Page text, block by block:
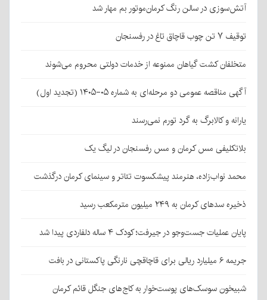
آتش‌سوزی در سالن رنگ کرمان‌موتور بم مهار شد
توقیف ۷ تن چوب قاچاق تاغ در رفسنجان
متخلفان کشت گیاهان ممنوعه از خدمات دولتی محروم می‌شوند
آگهی مناقصه عمومی دو مرحله‌ای به شماره ۰۵-۱۴۰۵ (تجدید اول)
یارانه و کالابرگ به گرد تورم نمی‌رسند
بلاتکلیفی مس کرمان و مس رفسنجان در لیگ یک
محمد نواب‌زاده، هنرمند پیشکسوت تئاتر و سینمای کرمان درگذشت
ذخیره سدهای کرمان به ۲۴۹ میلیون مترمکعب رسید
پایان عملیات جست‌وجو در جیرفت؛ کودک ۴ ساله دلفاردی پیدا شد
جریمه ۶ میلیارد ریالی برای قاچاقچی نارنگی پاکستانی در بافت
شبیخون سوسک‌های پوست‌خوار به کاج‌های جنگل قائم کرمان